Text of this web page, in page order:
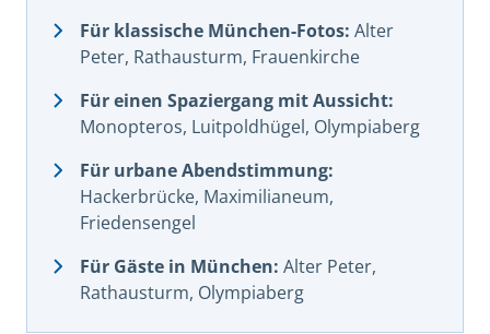
Für klassische München-Fotos: Alter
Peter, Rathausturm, Frauenkirche
Für einen Spaziergang mit Aussicht:
Monopteros, Luitpoldhügel, Olympiaberg
Für urbane Abendstimmung:
Hackerbrücke, Maximilianeum,
Friedensengel
Für Gäste in München: Alter Peter,
Rathausturm, Olympiaberg